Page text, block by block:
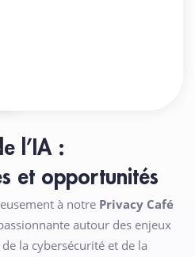
l’IA :
et opportunités
à notre Privacy Café
autour des enjeux
la cybersécurité et de la